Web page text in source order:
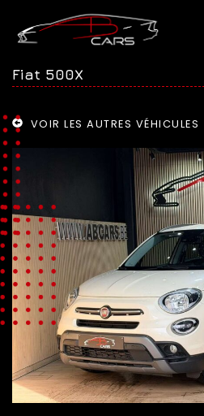
Fiat 500X
VOIR LES AUTRES VÉHICULES